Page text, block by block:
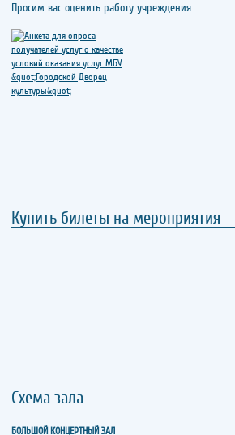
Просим вас оценить работу учреждения.
Купить билеты на мероприятия
Схема зала
БОЛЬШОЙ КОНЦЕРТНЫЙ ЗАЛ